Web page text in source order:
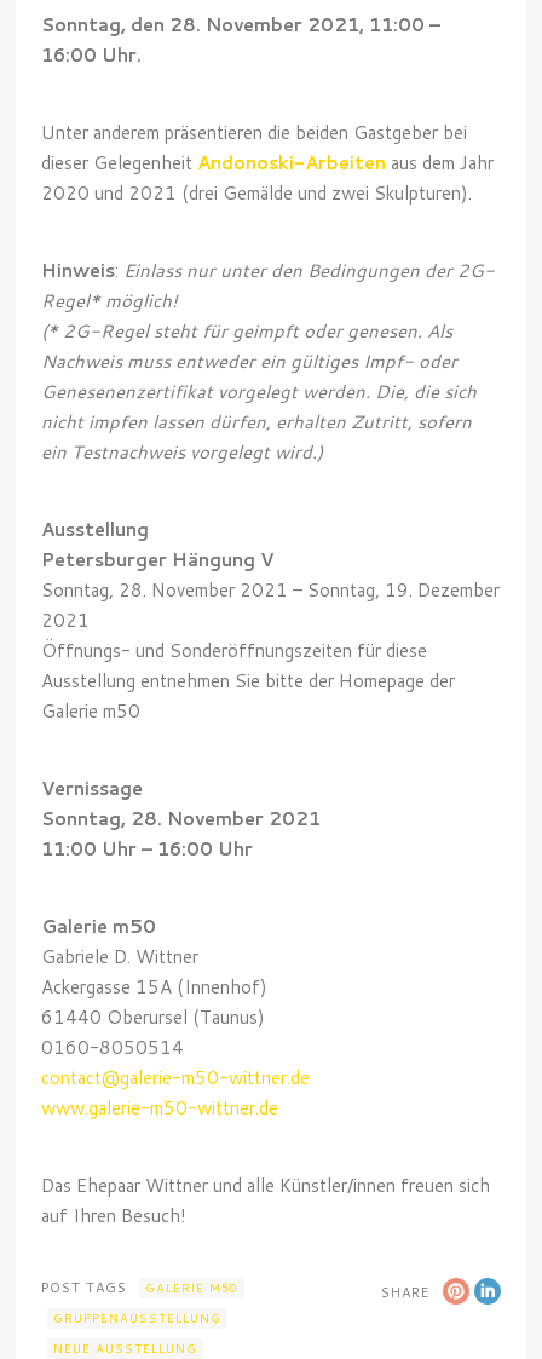
Sonntag, den 28. November 2021, 11:00 –
16:00 Uhr.
Unter anderem präsentieren die beiden Gastgeber bei
dieser Gelegenheit Andonoski-Arbeiten aus dem Jahr
2020 und 2021 (drei Gemälde und zwei Skulpturen).
Hinweis: Einlass nur unter den Bedingungen der 2G-
Regel* möglich!
(* 2G-Regel steht für geimpft oder genesen. Als
Nachweis muss entweder ein gültiges Impf- oder
Genesenenzertifikat vorgelegt werden. Die, die sich
nicht impfen lassen dürfen, erhalten Zutritt, sofern
ein Testnachweis vorgelegt wird.)
Ausstellung
Petersburger Hängung V
Sonntag, 28. November 2021 – Sonntag, 19. Dezember
2021
Öffnungs- und Sonderöffnungszeiten für diese
Ausstellung entnehmen Sie bitte der Homepage der
Galerie m50
Vernissage
Sonntag, 28. November 2021
11:00 Uhr – 16:00 Uhr
Galerie m50
Gabriele D. Wittner
Ackergasse 15A (Innenhof)
61440 Oberursel (Taunus)
0160-8050514
contact@galerie-m50-wittner.de
www.galerie-m50-wittner.de
Das Ehepaar Wittner und alle Künstler/innen freuen sich
auf Ihren Besuch!
SHARE
POST TAGS
GALERIE M50
GRUPPENAUSSTELLUNG
NEUE AUSSTELLUNG